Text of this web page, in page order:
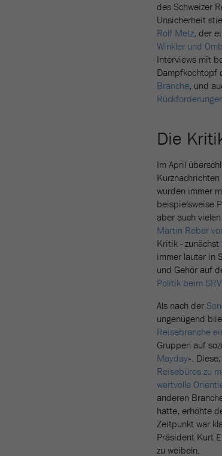
des Schweizer
Unsicherheit
Rolf Metz, der
Winkler und
Interviews mit
Dampfkochtopf
Branche, und
Die
Im April
Kurznachrichten
wurden immer
beispielsweise
aber auch
Martin Reber
Kritik - zunächst
immer lauter in
und Gehör auf
Politik beim
Als nach der
ungenügend
Reisebranche
Gruppen auf
Mayday».
Reisebüros zu
wertvolle
anderen
hatte, erhöhte
Zeitpunkt war
Präsident Kurt
zu weibeln.